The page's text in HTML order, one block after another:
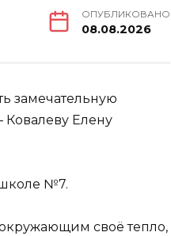
ОПУБЛИКОВАНО
08.08.2026
замечательную
Елену
№7.
своё тепло,